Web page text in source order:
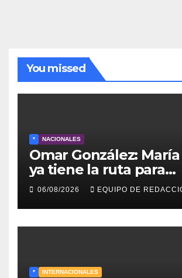
You missed
* NACIONALES
Omar González:
ya tiene la ruta para
reconstruir Venezuela
06/08/2026 EQUIPO DE
* INTERNACIONALES